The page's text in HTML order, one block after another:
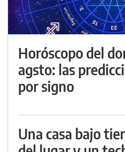
Horóscopo del
agsto: las
por signo
Una casa bajo